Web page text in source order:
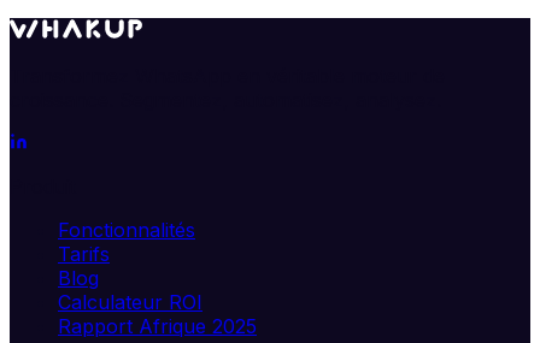
Fonctionnalités
Tarifs
Blog
Calculateur ROI
Rapport Afrique 2025